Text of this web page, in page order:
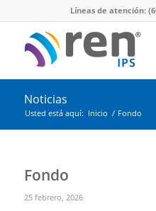
Líneas de atención:
Noticias
Usted está aquí: Inicio / Fondo
Fondo
25 febrero, 2026